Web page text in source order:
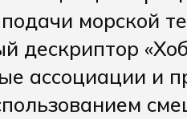
морской
дескриптор
ассоциации и